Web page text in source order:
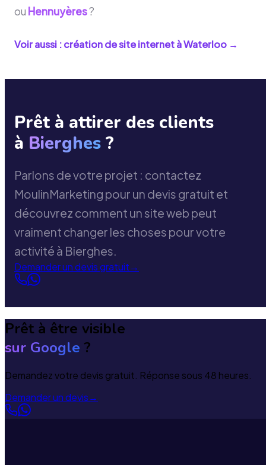
ou Hennuyères?
Voir aussi : création de site internet àWaterloo →
Prêt à attirer des clients
à Bierghes ?
Parlons de votre projet : contactez
MoulinMarketing pour un devis gratuit et
découvrez comment un site web peut
vraiment changer les choses pour votre
activité à Bierghes.
Demander un devis gratuit→
Prêt à être visible
sur Google ?
Demandez votre devis gratuit. Réponse sous 48 heures.
Demander un devis→